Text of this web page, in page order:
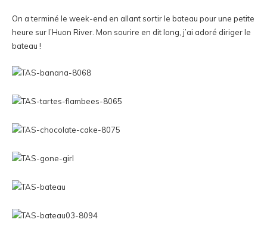
On a terminé le week-end en allant sortir le bateau pour une petite
heure sur l’Huon River. Mon sourire en dit long, j’ai adoré diriger le
bateau !